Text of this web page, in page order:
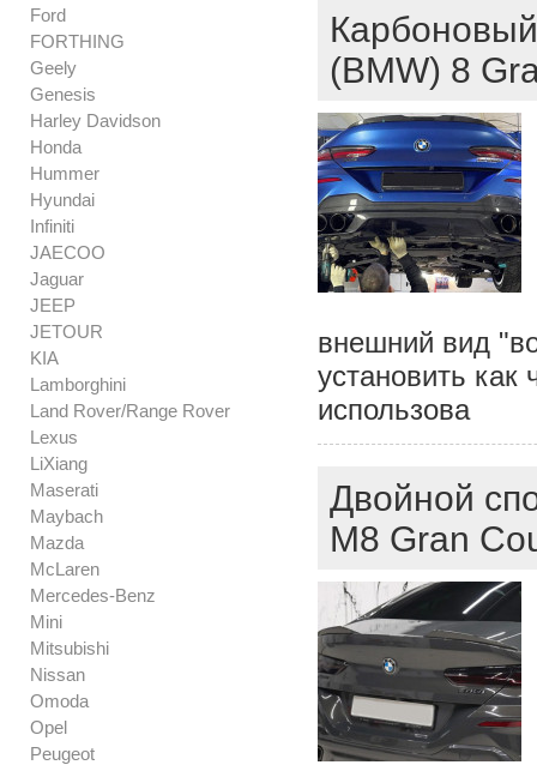
Ford
FORTHING
Geely
Genesis
Harley Davidson
Honda
Hummer
Hyundai
Infiniti
JAECOO
Jaguar
JEEP
JETOUR
KIA
Lamborghini
Land Rover/Range Rover
Lexus
LiXiang
Maserati
Maybach
Mazda
McLaren
Mercedes-Benz
Mini
Mitsubishi
Nissan
Omoda
Opel
Peugeot
(BMW) 8
внешний вид
установить
использова
Двойной
M8 Gran